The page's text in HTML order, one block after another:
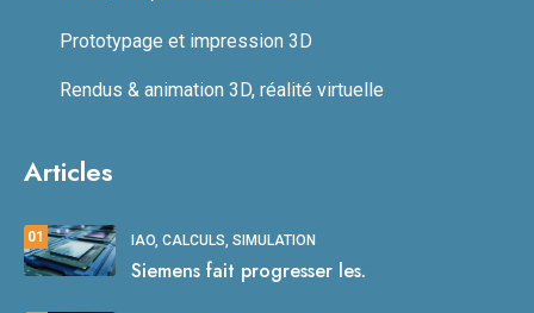
Prototypage et impression 3D
Rendus & animation 3D, réalité virtuelle
Articles
01 IAO, CALCULS, SIMULATION
Siemens fait progresser les.